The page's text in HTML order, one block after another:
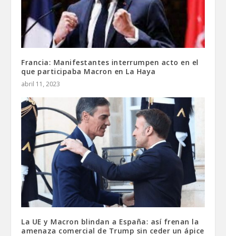
Francia: Manifestantes interrumpen acto en el
que participaba Macron en La Haya
abril 11, 2023
La UE y Macron blindan a España: así frenan la
amenaza comercial de Trump sin ceder un ápice